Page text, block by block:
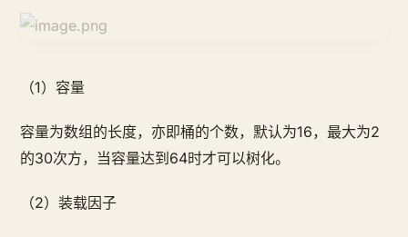
（1）容量
容量为数组的长度，亦即桶的个数，默认为16，最大为2
的30次方，当容量达到64时才可以树化。
（2）装载因子